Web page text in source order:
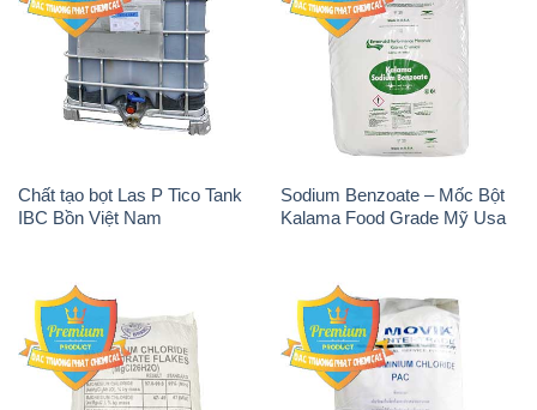
Chất tạo bọt Las P Tico Tank
IBC Bồn Việt Nam
Sodium Benzoate – Mốc Bột
Kalama Food Grade Mỹ Usa